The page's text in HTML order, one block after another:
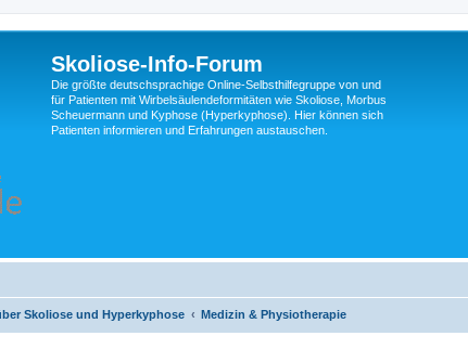
Skoliose-Info-Forum
Die größte deutschsprachige Online-Selbsthilfegruppe von und
für Patienten mit Wirbelsäulendeformitäten wie Skoliose, Morbus
Scheuermann und Kyphose (Hyperkyphose). Hier können sich
Patienten informieren und Erfahrungen austauschen.
Skoliose und Hyperkyphose Medizin & Physiotherapie